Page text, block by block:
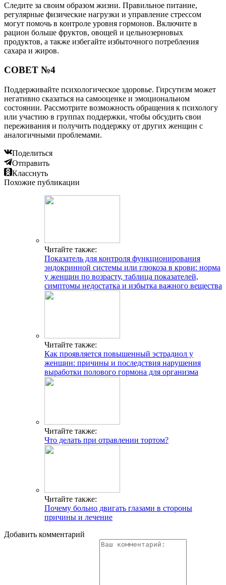
Следите за своим образом жизни. Правильное питание,
регулярные физические нагрузки и управление стрессом
могут помочь в контроле уровня гормонов. Включите в
рацион больше фруктов, овощей и цельнозерновых
продуктов, а также избегайте избыточного потребления
сахара и жиров.
СОВЕТ №4
Поддерживайте психологическое здоровье. Гирсутизм может
негативно сказаться на самооценке и эмоциональном
состоянии. Рассмотрите возможность обращения к психологу
или участию в группах поддержки, чтобы обсудить свои
переживания и получить поддержку от других женщин с
аналогичными проблемами.
Поделиться
Отправить
Класснуть
Похожие публикации
Читайте также:
Показатель для контроля функционирования
эндокринной системы или глюкоза в крови: норма
у женщин по возрасту, таблица показателей,
симптомы недостатка и избытка важного вещества
Читайте также:
Как проявляется повышенный эстрадиол у
женщин: причины и последствия нарушения
выработки полового гормона для организма
Читайте также:
Что делать при отравлении тортом?
Читайте также:
Почему больно двигать глазами в стороны
причины и лечение
Добавить комментарий